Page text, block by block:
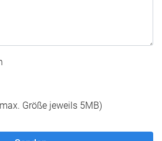
Größe jeweils 5MB)